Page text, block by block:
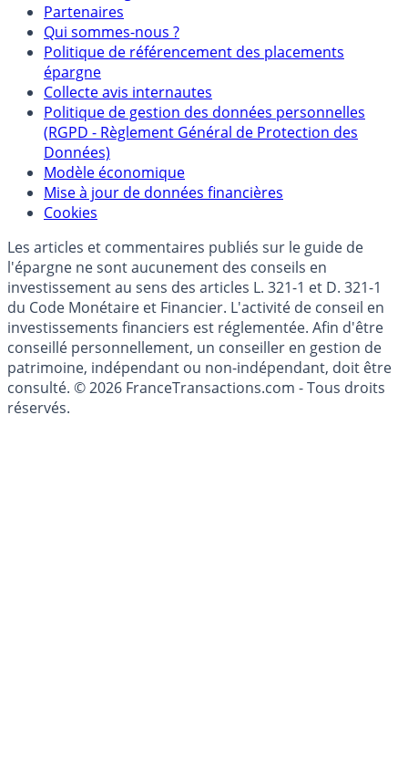
Mentions légales et Conditions d’utilisation
Partenaires
Qui sommes-nous ?
Politique de référencement des placements
épargne
Collecte avis internautes
Politique de gestion des données personnelles
(RGPD - Règlement Général de Protection des
Données)
Modèle économique
Cookies
Les articles et commentaires publiés sur le guide de
l'épargne ne sont aucunement des conseils en
investissement au sens des articles L. 321-1 et D. 321-1
du Code Monétaire et Financier. L'activité de conseil en
investissements financiers est réglementée. Afin d'être
conseillé personnellement, un conseiller en gestion de
patrimoine, indépendant ou non-indépendant, doit être